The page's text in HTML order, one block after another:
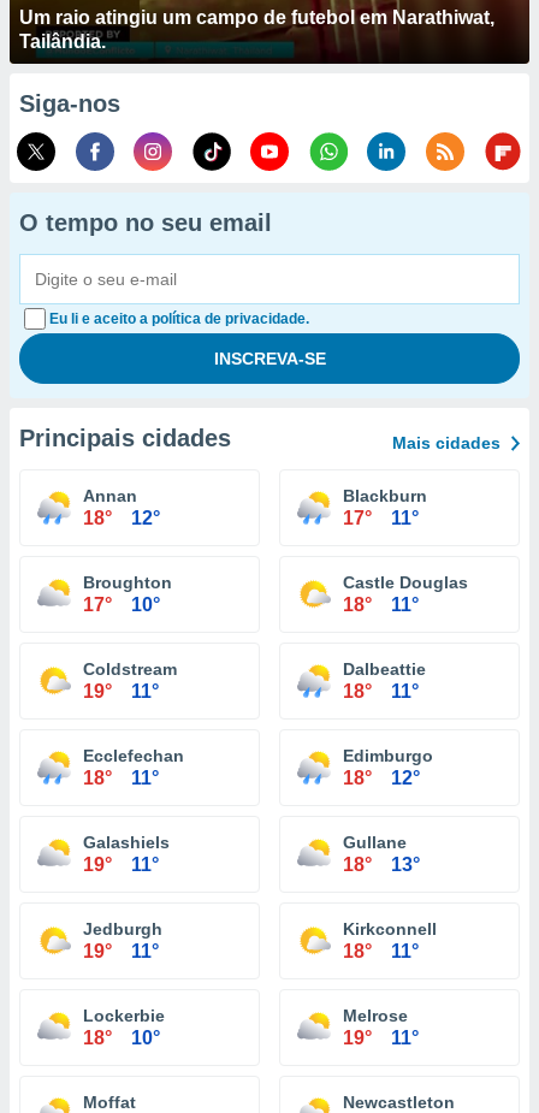
Um raio atingiu um campo de futebol em Narathiwat,
Tailândia.
Siga-nos
O tempo no seu email
Eu li e aceito a política de privacidade.
Principais cidades Mais cidades
Annan
18° 12°
Blackburn
17° 11°
Broughton
17° 10°
Castle Douglas
18° 11°
Coldstream
19° 11°
Dalbeattie
18° 11°
Ecclefechan
18° 11°
Edimburgo
18° 12°
Galashiels
19° 11°
Gullane
18° 13°
Jedburgh
19° 11°
Kirkconnell
18° 11°
Lockerbie
18° 10°
Melrose
19° 11°
Moffat Newcastleton